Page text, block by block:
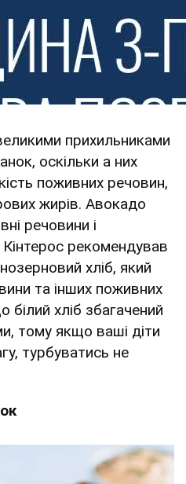
прихильниками
оскільки а них
поживних речовин,
жирів. Авокадо
речовини і
рекомендував
хліб, який
та інших поживних
хліб збагачений
тому якщо ваші діти
турбуватись не